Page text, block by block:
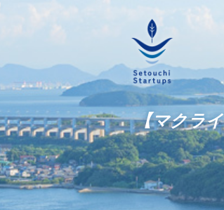
【マクラ